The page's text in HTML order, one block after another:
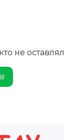
не оставлял